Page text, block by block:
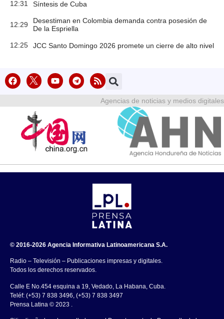
12:31 Síntesis de Cuba
12:29
Desestiman en Colombia demanda contra posesión de
De la Espriella
12:25 JCC Santo Domingo 2026 promete un cierre de alto nivel
Agencias de noticias y medios digitales
© 2016-2026 Agencia Informativa Latinoamericana S.A.
Radio – Televisión – Publicaciones impresas y digitales.
Todos los derechos reservados.
Calle E No.454 esquina a 19, Vedado, La Habana, Cuba.
Teléf: (+53) 7 838 3496, (+53) 7 838 3497
Prensa Latina © 2023 .